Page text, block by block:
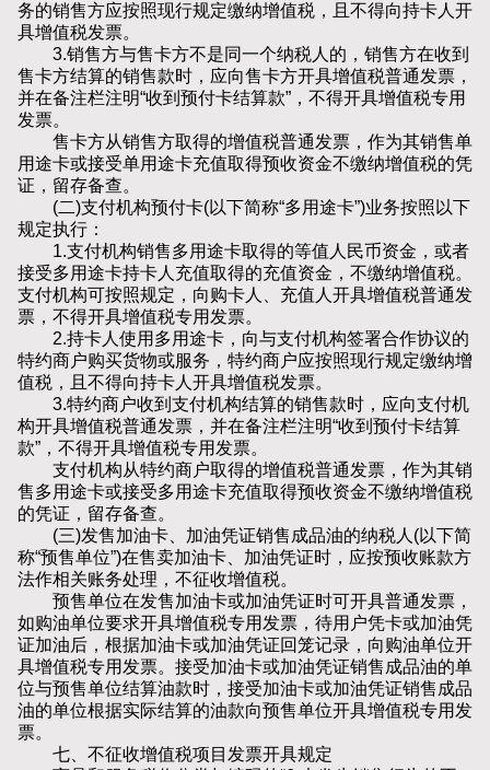
务的销售方应按照现行规定缴纳增值税，且不得向持卡人开
具增值税发票。
3.销售方与售卡方不是同一个纳税人的，销售方在收到
售卡方结算的销售款时，应向售卡方开具增值税普通发票，
并在备注栏注明“收到预付卡结算款”，不得开具增值税专用
发票。
售卡方从销售方取得的增值税普通发票，作为其销售单
用途卡或接受单用途卡充值取得预收资金不缴纳增值税的凭
证，留存备查。
(二)支付机构预付卡(以下简称“多用途卡”)业务按照以下
规定执行：
1.支付机构销售多用途卡取得的等值人民币资金，或者
接受多用途卡持卡人充值取得的充值资金，不缴纳增值税。
支付机构可按照规定，向购卡人、充值人开具增值税普通发
票，不得开具增值税专用发票。
2.持卡人使用多用途卡，向与支付机构签署合作协议的
特约商户购买货物或服务，特约商户应按照现行规定缴纳增
值税，且不得向持卡人开具增值税发票。
3.特约商户收到支付机构结算的销售款时，应向支付机
构开具增值税普通发票，并在备注栏注明“收到预付卡结算
款”，不得开具增值税专用发票。
支付机构从特约商户取得的增值税普通发票，作为其销
售多用途卡或接受多用途卡充值取得预收资金不缴纳增值税
的凭证，留存备查。
(三)发售加油卡、加油凭证销售成品油的纳税人(以下简
称“预售单位”)在售卖加油卡、加油凭证时，应按预收账款方
法作相关账务处理，不征收增值税。
预售单位在发售加油卡或加油凭证时可开具普通发票，
如购油单位要求开具增值税专用发票，待用户凭卡或加油凭
证加油后，根据加油卡或加油凭证回笼记录，向购油单位开
具增值税专用发票。接受加油卡或加油凭证销售成品油的单
位与预售单位结算油款时，接受加油卡或加油凭证销售成品
油的单位根据实际结算的油款向预售单位开具增值税专用发
票。
七、不征收增值税项目发票开具规定